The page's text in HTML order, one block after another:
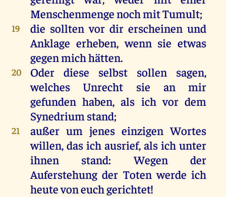
MenschenmengenochmitTumult;
19 die sollten vor dir erscheinen und
Anklage erheben,wenn sie etwas
gegenmichhätten.
20 Oder diese selbst sollen sagen,
welches
Unrecht sie an
mir
gefunden haben,als ich vor dem
Synedrium stand;
21 außer um jenes einzigen Wortes
willen, das ichausrief,als ich unter
ihnen
stand:Wegen
der
Auferstehung der Toten werde ich
heutevoneuchgerichtet!